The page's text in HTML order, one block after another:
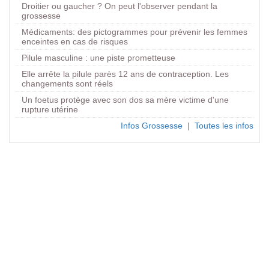
Droitier ou gaucher ? On peut l'observer pendant la
grossesse
Médicaments: des pictogrammes pour prévenir les femmes
enceintes en cas de risques
Pilule masculine : une piste prometteuse
Elle arrête la pilule parès 12 ans de contraception. Les
changements sont réels
Un foetus protège avec son dos sa mère victime d'une
rupture utérine
Infos Grossesse | Toutes les infos